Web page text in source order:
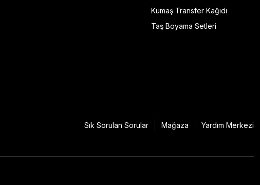
Kumaş Transfer Kağıdı
Taş Boyama Setleri
Sık Sorulan Sorular Mağaza Yardım Merkezi